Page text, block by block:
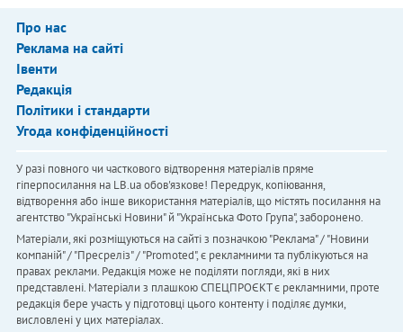
Про нас
Реклама на сайті
Івенти
Редакція
Політики і стандарти
Угода конфіденційності
У разі повного чи часткового відтворення матеріалів пряме
гіперпосилання на LB.ua обов'язкове! Передрук, копіювання,
відтворення або інше використання матеріалів, що містять посилання на
агентство "Українськi Новини" й "Українська Фото Група", заборонено.
Матеріали, які розміщуються на сайті з позначкою "Реклама" / "Новини
компаній" / "Пресреліз" / "Promoted", є рекламними та публікуються на
правах реклами. Редакція може не поділяти погляди, які в них
представлені. Матеріали з плашкою СПЕЦПРОЄКТ є рекламними, проте
редакція бере участь у підготовці цього контенту і поділяє думки,
висловлені у цих матеріалах.